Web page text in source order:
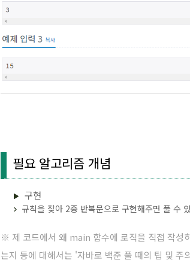
필요 알고리즘 개념
구현
규칙을 찾아 2중 반복문으로 구현해주면 풀 수
※ 제 코드에서 왜 main 함수에 로직을 직접 작
는지 등에 대해서는 '자바로 백준 풀 때의 팁 및 주